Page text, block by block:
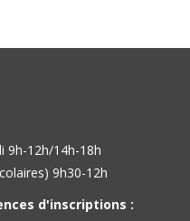
9h-12h/14h-18h
9h30-12h
d'inscriptions :